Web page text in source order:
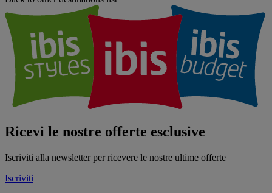
Ricevi le nostre offerte esclusive
Iscriviti alla newsletter per ricevere le nostre ultime offerte
Iscriviti